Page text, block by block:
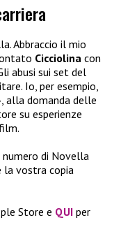
Abbraccio il mio
Cicciolina con
abusi sui set del
Io, per esempio,
alla domanda delle
su esperienze
numero di Novella
la vostra copia
Store e QUI per